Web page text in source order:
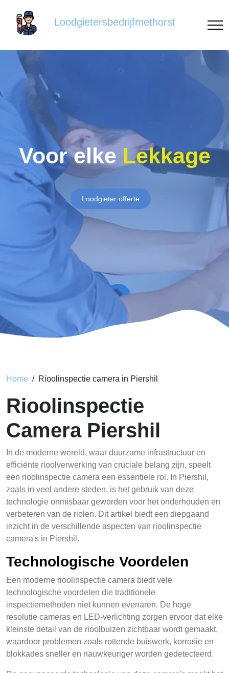
Loodgietersbedrijfmethorst
Voor elke Lekkage
Loodgieter offerte
Home Rioolinspectie camera in Piershil
Rioolinspectie
Camera Piershil
In de moderne wereld, waar duurzame infrastructuur en
efficiënte rioolverwerking van cruciale belang zijn, speelt
een rioolinspectie camera een essentiele rol. In Piershil,
zoals in veel andere steden, is het gebruik van deze
technologie onmisbaar geworden voor het onderhouden en
verbeteren van de riolen. Dit artikel biedt een diepgaand
inzicht in de verschillende aspecten van rioolinspectie
camera's in Piershil.
Technologische Voordelen
Een moderne rioolinspectie camera biedt vele
technologische voordelen die traditionele
inspectiemethoden niet kunnen evenaren. De hoge
resolutie cameras en LED-verlichting zorgen ervoor dat elke
kleinste detail van de rioolbuizen zichtbaar wordt gemaakt,
waardoor problemen zoals rottende buiswerk, korrosie en
blokkades sneller en nauwkeuriger worden gedetecteerd.